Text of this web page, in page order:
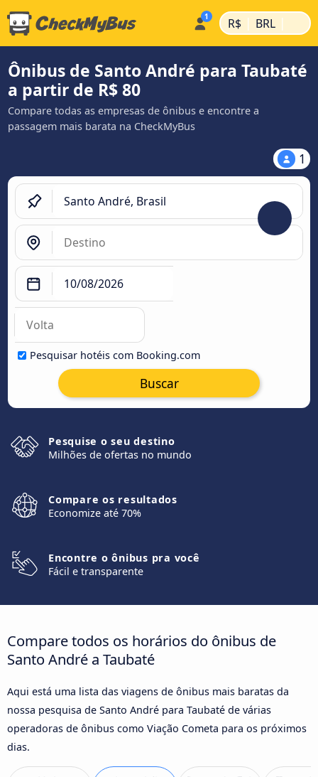
R$ | BRL |
Ônibus de Santo André para Taubaté
a partir de R$ 80
Compare todas as empresas de ônibus e encontre a
passagem mais barata na CheckMyBus
1
Pesquisar hotéis com Booking.com
Buscar
Pesquise o seu destino
Milhões de ofertas no mundo
Compare os resultados
Economize até 70%
Encontre o ônibus pra você
Fácil e transparente
Compare todos os horários do ônibus de
Santo André a Taubaté
Aqui está uma lista das viagens de ônibus mais baratas da
nossa pesquisa de Santo André para Taubaté de várias
operadoras de ônibus como Viação Cometa para os próximos
dias.